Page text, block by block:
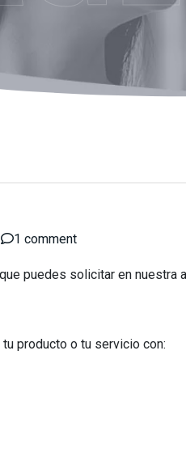
1 comment
puedes solicitar en nuestra
producto o tu servicio con: